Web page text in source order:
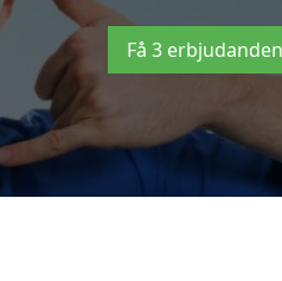
Få 3